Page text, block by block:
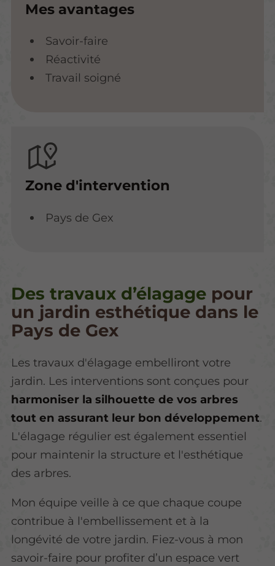
Mes avantages
Savoir-faire
Réactivité
Travail soigné
Zone d'intervention
Pays de Gex
Des travaux d’élagage pour
un jardin esthétique dans le
Pays de Gex
Les travaux d'élagage embelliront votre
jardin. Les interventions sont conçues pour
harmoniser la silhouette de vos arbres
tout en assurant leur bon développement.
L'élagage régulier est également essentiel
pour maintenir la structure et l'esthétique
des arbres.
Mon équipe veille à ce que chaque coupe
contribue à l'embellissement et à la
longévité de votre jardin. Fiez-vous à mon
savoir-faire pour profiter d’un espace vert